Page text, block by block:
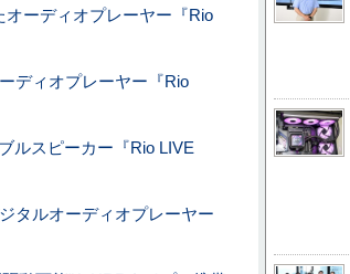
ーディオプレーヤー『Rio
ディオプレーヤー『Rio
ルスピーカー『Rio LIVE
タルオーディオプレーヤー